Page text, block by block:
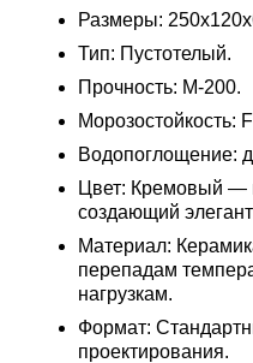
Размеры:
Тип: Пустотелый.
Прочность: M-200.
Морозостойкость:
Водопоглощение:
Цвет: Кремовый —
создающий
Материал:
перепадам
нагрузкам.
Формат:
проектирования.